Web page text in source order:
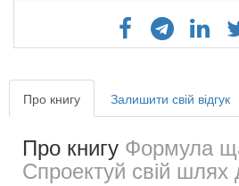
Про книгу Залишити свій відгук
Про книгу Формула
Спроектуй свій шлях